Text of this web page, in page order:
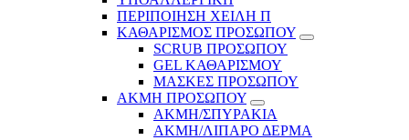
ΠΕΡΙΠΟΙΗΣΗ ΧΕΙΛΗ Π
ΚΑΘΑΡΙΣΜΟΣ ΠΡΟΣΩΠΟΥ
SCRUB ΠΡΟΣΩΠΟΥ
GEL ΚΑΘΑΡΙΣΜΟΥ
ΜΑΣΚΕΣ ΠΡΟΣΩΠΟΥ
ΑΚΜΗ ΠΡΟΣΩΠΟΥ
ΑΚΜΗ/ΣΠΥΡΑΚΙΑ
ΑΚΜΗ/ΛΙΠΑΡΟ ΔΕΡΜΑ